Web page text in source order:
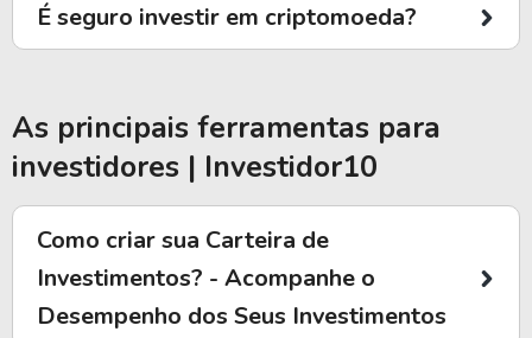
É seguro investir em criptomoeda?
As principais ferramentas para
investidores | Investidor10
Como criar sua Carteira de
Investimentos? - Acompanhe o
Desempenho dos Seus Investimentos